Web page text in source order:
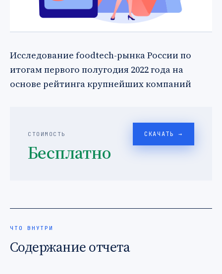
Исследование foodtech-рынка России по
итогам первого полугодия 2022 года на
основе рейтинга крупнейших компаний
СТОИМОСТЬ
Бесплатно
СКАЧАТЬ →
ЧТО ВНУТРИ
Содержание отчета